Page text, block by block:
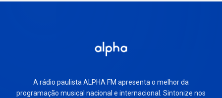
A rádio paulista ALPHA FM apresenta o melhor da
programação musical nacional e internacional. Sintonize nos